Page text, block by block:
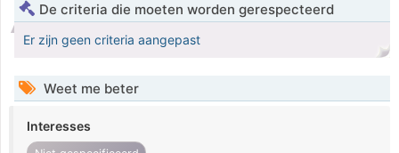
De criteria die moeten worden gerespecteerd
Er zijn geen criteria aangepast
Weet me beter
Interesses